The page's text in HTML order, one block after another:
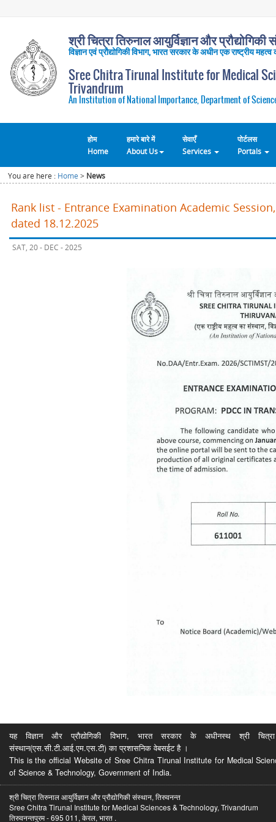
श्री चित्रा तिरुनाल आयुर्विज्ञान और
विज्ञान एवं प्रौद्योगिकी विभाग, भारत सरकार के अधीन एक राष्ट्रीय
Sree Chitra Tirunal Institute for Medical
Trivandrum
An Institution of National Importance, Department of
होम
Home
हमारे बारे में
About Us
सेवाएँ
Services
पोर्टलस
Portals
You are here : Home > News
Rank list - Entrance Examination Academic
dated 18.12.2025
SAT, 20 - DEC - 2025
यह विज्ञान और प्रौद्योगिकी विभाग, भारत सरकार के अधीनस्थ श्री चित्रा
संस्थान(एस.सी.टी.आई.एम.एस.टी) का प्रशासनिक वेबसईट है ।
This is the official Website of Sree Chitra Tirunal Institute for Medical
of Science & Technology, Government of India.
श्री चित्रा तिरुनाल आयुर्विज्ञान और प्रौद्योगिकी संस्थान, तिरुवनन्त
Sree Chitra Tirunal Institute for Medical Sciences & Technology, Trivandrum
तिरुवनन्तपुरम - 695 011, केरल, भारत .